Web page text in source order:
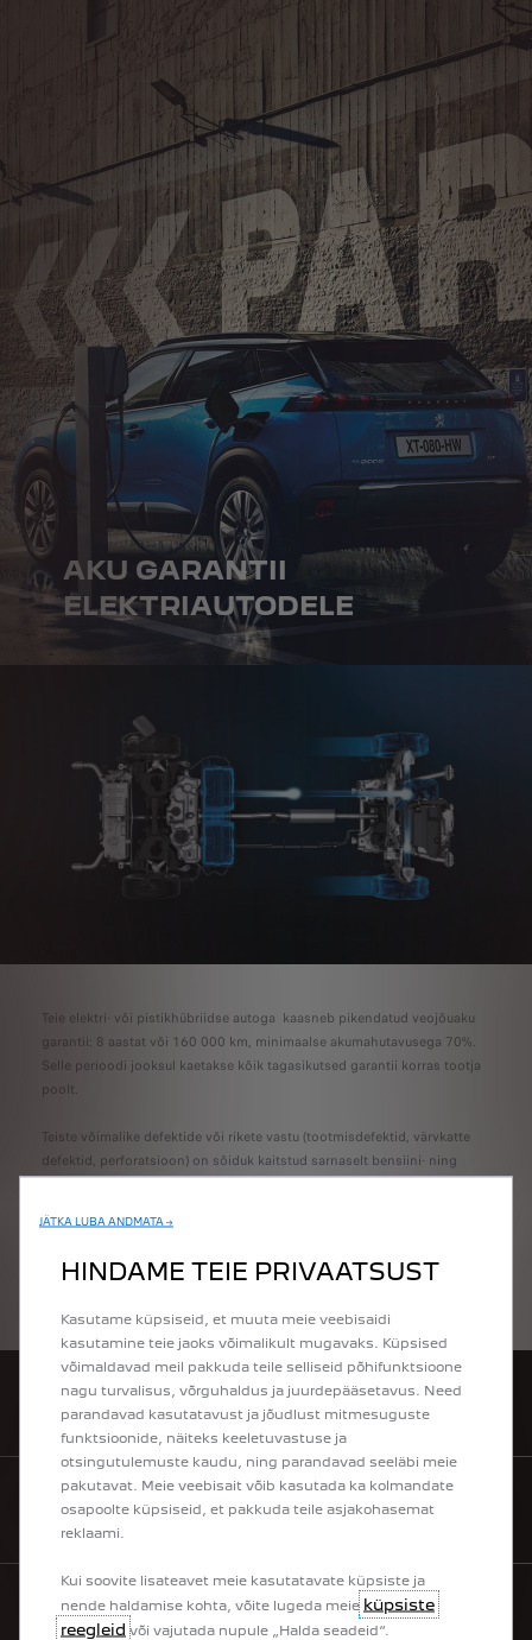
AKU GARANTII
ELEKTRIAUTODELE
Teie elektri- või pistikhübriidse autoga kaasneb pikendatud veojõuaku
garantii: 8 aastat või 160 000 km, minimaalse akumahutavusega 70%.
Selle perioodi jooksul kaetakse kõik tagasikutsed garantii korras tootja
poolt.
Teiste võimalike defektide või rikete vastu (tootmisdefektid, värvkatte
defektid, perforatsioon) on sõiduk kaitstud sarnaselt bensiini- ning
diiselmootoritega sõidukite tingimustele
PEUGEOT GARANTIITINGIMUSED
BRONEERI PROOVISÕIT
KÜSI PAKKUMIST
OSTA VEEBIST
JÄTKA LUBA ANDMATA →
HINDAME TEIE PRIVAATSUST
Kasutame küpsiseid, et muuta meie veebisaidi
kasutamine teie jaoks võimalikult mugavaks. Küpsised
võimaldavad meil pakkuda teile selliseid põhifunktsioone
nagu turvalisus, võrguhaldus ja juurdepääsetavus. Need
parandavad kasutatavust ja jõudlust mitmesuguste
funktsioonide, näiteks keeletuvastuse ja
otsingutulemuste kaudu, ning parandavad seeläbi meie
pakutavat. Meie veebisait võib kasutada ka kolmandate
osapoolte küpsiseid, et pakkuda teile asjakohasemat
reklaami.
Kui soovite lisateavet meie kasutatavate küpsiste ja
nende haldamise kohta, võite lugeda meie küpsiste
reegleid või vajutada nupule „Halda seadeid“.